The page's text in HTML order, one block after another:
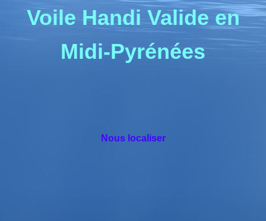
Voile Handi Valide en
Midi-Pyrénées
Nous localiser